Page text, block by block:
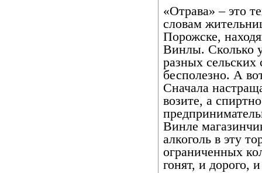
«Отрава» – это
словам
Порожске,
Винлы. Сколько
разных сельских
бесполезно. А
Сначала
возите, а
Винле
алкоголь в эту
ограниченных
гонят, и дорого,